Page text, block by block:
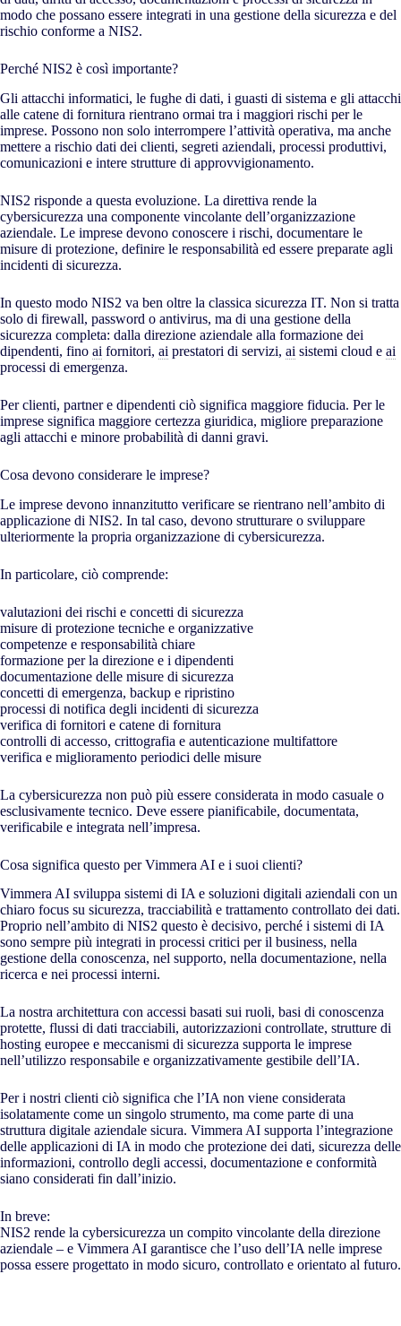
modo che possano essere integrati in una gestione della sicurezza e del
rischio conforme a NIS2.
Perché NIS2 è così importante?
Gli attacchi informatici, le fughe di dati, i guasti di sistema e gli attacchi
alle catene di fornitura rientrano ormai tra i maggiori rischi per le
imprese. Possono non solo interrompere l’attività operativa, ma anche
mettere a rischio dati dei clienti, segreti aziendali, processi produttivi,
comunicazioni e intere strutture di approvvigionamento.
NIS2 risponde a questa evoluzione. La direttiva rende la
cybersicurezza una componente vincolante dell’organizzazione
aziendale. Le imprese devono conoscere i rischi, documentare le
misure di protezione, definire le responsabilità ed essere preparate agli
incidenti di sicurezza.
In questo modo NIS2 va ben oltre la classica sicurezza IT. Non si tratta
solo di firewall, password o antivirus, ma di una gestione della
sicurezza completa: dalla direzione aziendale alla formazione dei
dipendenti, fino ai fornitori, ai prestatori di servizi, ai sistemi cloud e ai
processi di emergenza.
Per clienti, partner e dipendenti ciò significa maggiore fiducia. Per le
imprese significa maggiore certezza giuridica, migliore preparazione
agli attacchi e minore probabilità di danni gravi.
Cosa devono considerare le imprese?
Le imprese devono innanzitutto verificare se rientrano nell’ambito di
applicazione di NIS2. In tal caso, devono strutturare o sviluppare
ulteriormente la propria organizzazione di cybersicurezza.
In particolare, ciò comprende:
valutazioni dei rischi e concetti di sicurezza
misure di protezione tecniche e organizzative
competenze e responsabilità chiare
formazione per la direzione e i dipendenti
documentazione delle misure di sicurezza
concetti di emergenza, backup e ripristino
processi di notifica degli incidenti di sicurezza
verifica di fornitori e catene di fornitura
controlli di accesso, crittografia e autenticazione multifattore
verifica e miglioramento periodici delle misure
La cybersicurezza non può più essere considerata in modo casuale o
esclusivamente tecnico. Deve essere pianificabile, documentata,
verificabile e integrata nell’impresa.
Cosa significa questo per Vimmera AI e i suoi clienti?
VimmeraAI sviluppa sistemi di IA e soluzioni digitali aziendali con un
chiaro focus su sicurezza, tracciabilità e trattamento controllato dei dati.
Proprio nell’ambito di NIS2 questo è decisivo, perché i sistemi di IA
sono sempre più integrati in processi critici per il business, nella
gestione della conoscenza, nel supporto, nella documentazione, nella
ricerca e nei processi interni.
La nostra architettura con accessi basati sui ruoli, basi di conoscenza
protette, flussi di dati tracciabili, autorizzazioni controllate, strutture di
hosting europee e meccanismi di sicurezza supporta le imprese
nell’utilizzo responsabile e organizzativamente gestibile dell’IA.
Per i nostri clienti ciò significa che l’IA non viene considerata
isolatamente come un singolo strumento, ma come parte di una
struttura digitale aziendale sicura. VimmeraAI supporta l’integrazione
delle applicazioni di IA in modo che protezione dei dati, sicurezza delle
informazioni, controllo degli accessi, documentazione e conformità
siano considerati fin dall’inizio.
In breve:
NIS2 rende la cybersicurezza un compito vincolante della direzione
aziendale – e VimmeraAI garantisce che l’uso dell’IA nelle imprese
possa essere progettato in modo sicuro, controllato e orientato al futuro.